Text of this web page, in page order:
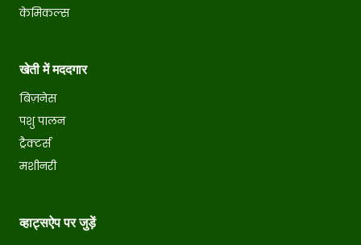
केमिकल्स
खेती में मददगार
बिज़नेस
पशु पालन
ट्रैक्टर्स
मशीनरी
व्हाट्सऐप पर जुड़ें